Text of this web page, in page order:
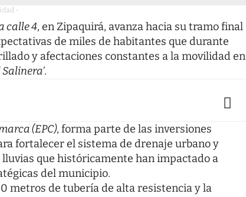
-
calle 4, en Zipaquirá, avanza hacia su tramo final
de miles de habitantes que durante
y afectaciones constantes a la movilidad en
Salinera’.
(EPC), forma parte de las inversiones
fortalecer el sistema de drenaje urbano y
que históricamente han impactado a
del municipio.
metros de tubería de alta resistencia y la